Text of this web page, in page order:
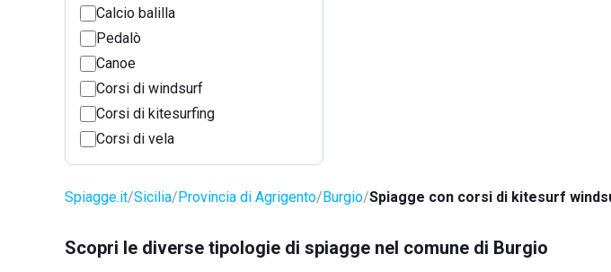
Calcio balilla
Pedalò
Canoe
Corsi di windsurf
Corsi di kitesurfing
Corsi di vela
Spiagge.it Sicilia Provincia di Agrigento Burgio Spiagge con corsi di kitesurf
Scopri le diverse tipologie di spiagge nel comune di Burgio